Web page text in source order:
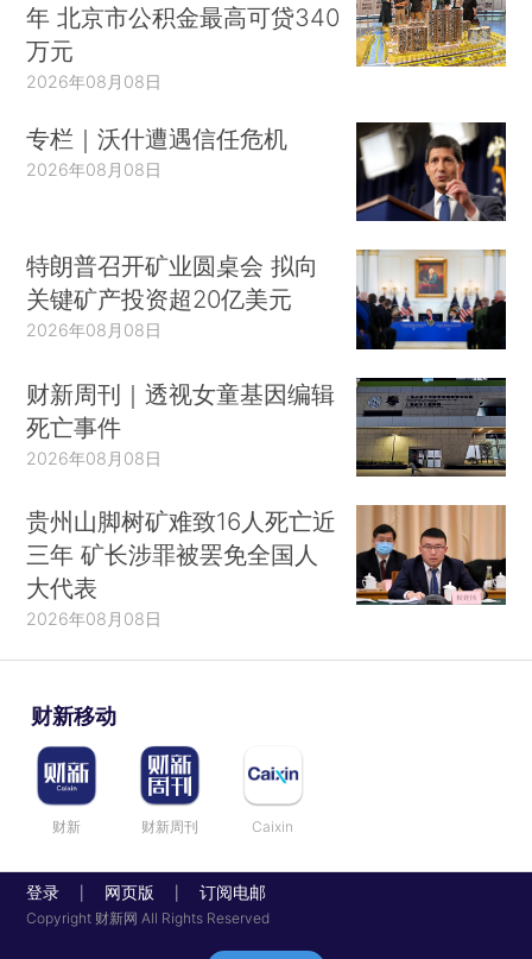
年 北京市公积金最高可贷340
万元
2026年08月08日
专栏｜沃什遭遇信任危机
2026年08月08日
特朗普召开矿业圆桌会 拟向
关键矿产投资超20亿美元
2026年08月08日
财新周刊｜透视女童基因编辑
死亡事件
2026年08月08日
贵州山脚树矿难致16人死亡近
三年 矿长涉罪被罢免全国人
大代表
2026年08月08日
财新移动
财新 财新周刊 Caixin
登录 网页版 订阅电邮
Copyright 财新网 All Rights Reserved